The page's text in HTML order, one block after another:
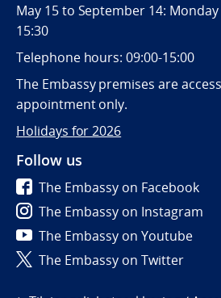
May 15 to September 14:
15:30
Telephone hours: 09:00-15:00
The Embassy premises are
appointment only.
Holidays for 2026
Follow us
The Embassy on Facebook
The Embassy on Instagram
The Embassy on Youtube
The Embassy on Twitter